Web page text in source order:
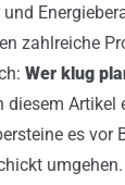
zahlreiche
Wer klug
diesem Artikel
es vor
umgehen.